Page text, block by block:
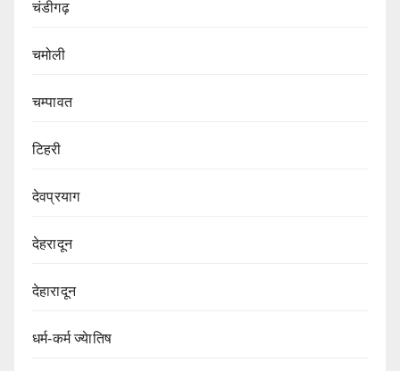
चंडीगढ़
चमोली
चम्पावत
टिहरी
देवप्रयाग
देहरादून
देहारादून
धर्म-कर्म ज्येातिष